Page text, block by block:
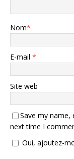
Nom*
E-mail *
Site web
Save my
next time I
Oui, ajoutez-